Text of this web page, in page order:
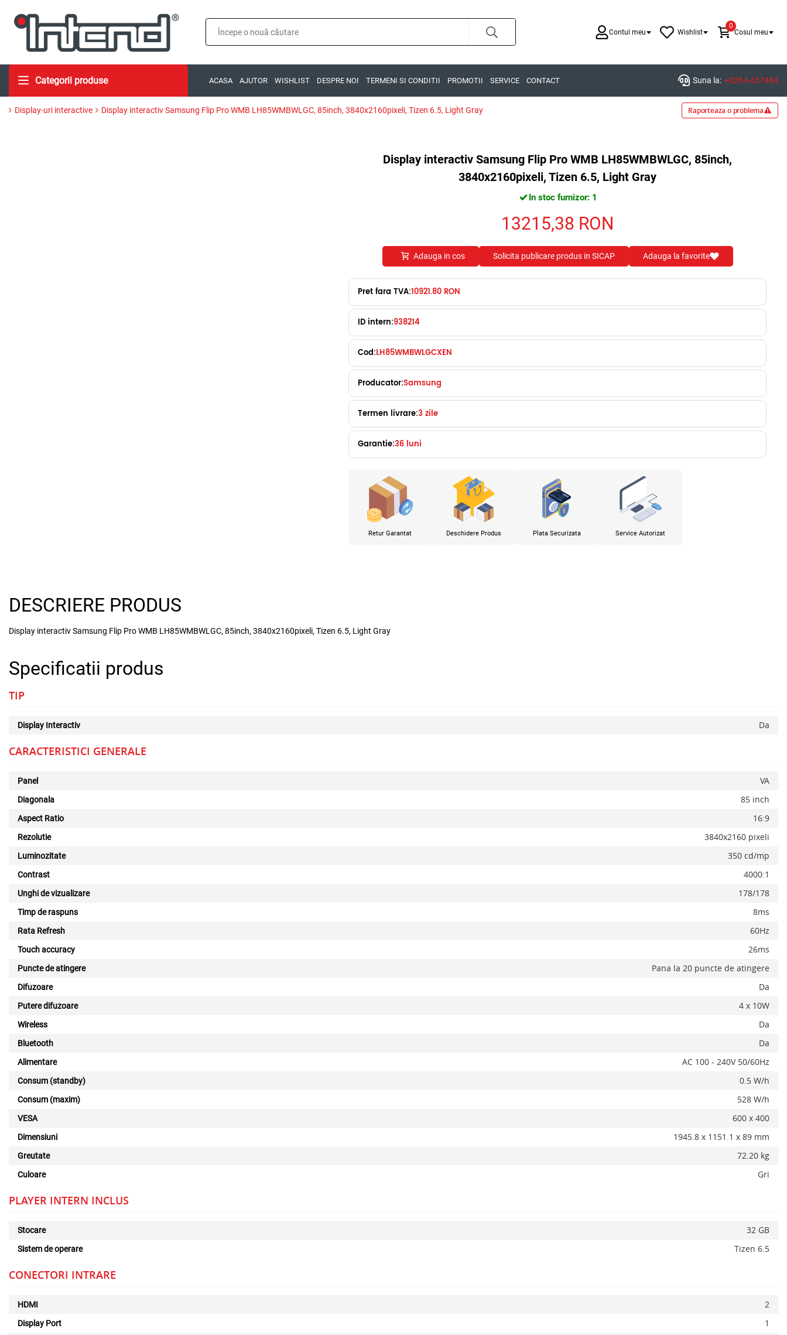
Contul meu Wishlist
0
Cosul meu
Categorii produse ACASA AJUTOR WISHLIST DESPRE NOI TERMENI SI CONDITII PROMOTII SERVICE CONTACT Suna la: +0264-437484
Display-uri interactive Display interactiv Samsung Flip Pro WMB LH85WMBWLGC, 85inch, 3840x2160pixeli, Tizen 6.5, Light Gray Raporteaza o problema
Display interactiv Samsung Flip Pro WMB LH85WMBWLGC, 85inch,
3840x2160pixeli, Tizen 6.5, Light Gray
In stoc furnizor: 1
13215,38 RON
Adauga in cos Solicita publicare produs in SICAP Adauga la favorite
Pret fara TVA:10921.80 RON
ID intern:938214
Cod:LH85WMBWLGCXEN
Producator:Samsung
Termen livrare:3 zile
Garantie:36 luni
Retur Garantat Deschidere Produs Plata Securizata Service Autorizat
DESCRIERE PRODUS
Display interactiv Samsung Flip Pro WMB LH85WMBWLGC, 85inch, 3840x2160pixeli, Tizen 6.5, Light Gray
Specificatii produs
TIP
Display Interactiv Da
CARACTERISTICI GENERALE
Panel VA
Diagonala 85 inch
Aspect Ratio 16:9
Rezolutie 3840x2160 pixeli
Luminozitate 350 cd/mp
Contrast 4000:1
Unghi de vizualizare 178/178
Timp de raspuns 8ms
Rata Refresh 60Hz
Touch accuracy 26ms
Puncte de atingere Pana la 20 puncte de atingere
Difuzoare Da
Putere difuzoare 4 x 10W
Wireless Da
Bluetooth Da
Alimentare AC 100 - 240V 50/60Hz
Consum (standby) 0.5 W/h
Consum (maxim) 528 W/h
VESA 600 x 400
Dimensiuni 1945.8 x 1151.1 x 89 mm
Greutate 72.20 kg
Culoare Gri
PLAYER INTERN INCLUS
Stocare 32 GB
Sistem de operare Tizen 6.5
CONECTORI INTRARE
HDMI 2
Display Port 1
x